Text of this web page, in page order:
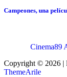
Campeones, una
Cinema89
Copyright © 2026 |
ThemeArile